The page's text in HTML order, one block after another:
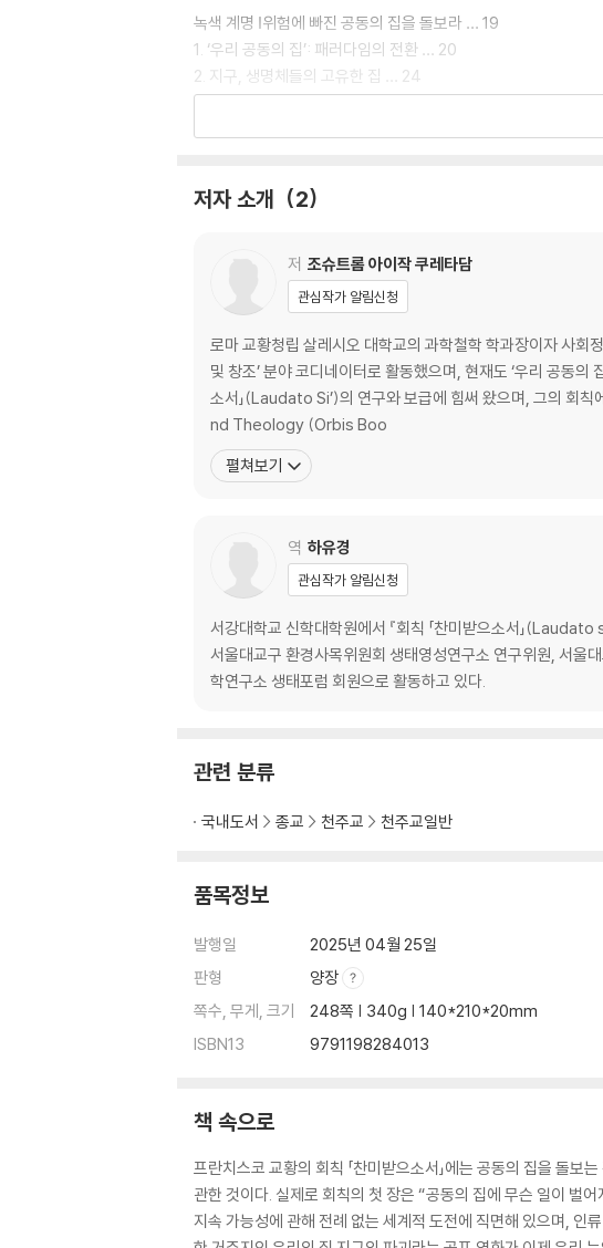
녹색 계명 Ⅰ위험에 빠진 공동의 집을 돌보라 … 19
1. ‘우리 공동의 집’: 패러다임의 전환 … 20
2. 지구, 생명체들의 고유한 집 … 24
3. 우리 공동의 집은 위험에 처해 있다 … 27
1. 가난한 이들의 관점에서 바라본 공동의 집의 위기 … 40
3. 생태적 빚: 사회 정의와 환경 정의 … 48
4. 생태 정의: 공동의 그러나 차등적 책임 … 52
제2부 판단 _ 공동의 집의 위기를 식별하기 … 57
녹색 계명 Ⅲ 자연 세계의 신학적 전망을 재발견하라 … 61
1. 「찬미받으소서」의 신학: ‘복음’으로서의 창조 … 62
2. 창조에 담긴 하느님의 자기 계시 … 70
3. 보편적 친교로 나아가라는 창조 세계의 요청 … 74
녹색 계명 Ⅳ 창조 세계의 남용은 생태적 죄임을 인식하라 … 81
1. 관계의 파괴로 나타나는 생태적 죄 … 82
3. 인간의 죄가 자연 세계에 미치는 영향 … 90
4. 생태적 죄에 대한 응답: 회개와 화해 … 95
2. 기술 지배 패러다임에서 생태 위기의 근원 … 103
4. 새로운 휴머니즘을 향한 대담한 문화 혁명 … 114
1. 「찬미받으소서」의 근원인 관계 형이상학 … 124
2. 공동의 집의 위기를 이해하고 대응하기 위한 통합적 접근법 …
3. 인간 생태론 … 132
녹색 계명 Ⅶ 공동의 집에서 사는 새로운 생활 양식을 배워라 …
1. 세계 공동체로서 공동의 집을 돌보는 일에 함께 행동하기 … 142
2. 공동의 집을 관리하는 새로운 경제를 향해 … 145
3. 공동의 집을 돌보기 위한 새로운 정치 문화 … 153
4. 공동선의 더 넓은 지평 … 156
저자 소개 2
저 조슈트롬 아이작 쿠레타담
관심작가 알림신청
로마 교황청립 살레시오 대학교의 과학철학 학과장이자 사
및 창조’ 분야 코디네이터로 활동했으며, 현재도 ‘우리 공동의
소서」(Laudato Si’)의 연구와 보급에 힘써 왔으며, 그의 회칙에 대한 해설서는 지
nd Theology (Orbis Boo
펼쳐보기
역 하유경
관심작가 알림신청
서강대학교 신학대학원에서 『회칙 「찬미받으소서」
서울대교구 환경사목위원회 생태영성연구소 연구위원, 서울
학연구소 생태포럼 회원으로 활동하고 있다.
관련 분류
국내도서 종교 천주교 천주교일반
품목정보
발행일
2025년 04월 25일
판형
양장
쪽수, 무게, 크기
248쪽 | 340g | 140*210*20mm
ISBN13
9791198284013
책 속으로
프란치스코 교황의 회칙 「찬미받으소서」에는 공동의 집을 돌보
관한 것이다. 실제로 회칙의 첫 장은 “공동의 집에 무슨 일이 벌
지속 가능성에 관해 전례 없는 세계적 도전에 직면해 있으며, 인